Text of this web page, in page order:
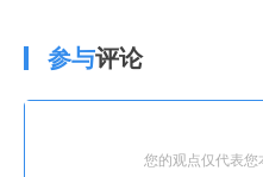
参与评论
您的观点仅代表